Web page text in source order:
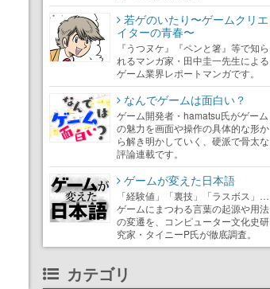
若ゲのいたり〜ゲームクリエ
イターの青春〜
『うつヌケ』『ペンと箸』等で知ら
れるマンガ家・田中圭一先生による
ゲーム業界レポートマンガです。
なんでゲームは面白い？
ゲーム開発者・hamatsu氏がゲーム
の魅力を画面や操作の具体的な形か
ら解き明かしていく、硬派で骨太な
評論連載です。
ゲームが変えた日本語
「経験値」「裏技」「ラスボス」…
ゲームにまつわる言葉の起源や用法
の変遷を、コンピューター文化史研
究家・タイニーP氏が徹底調査。
カテゴリ